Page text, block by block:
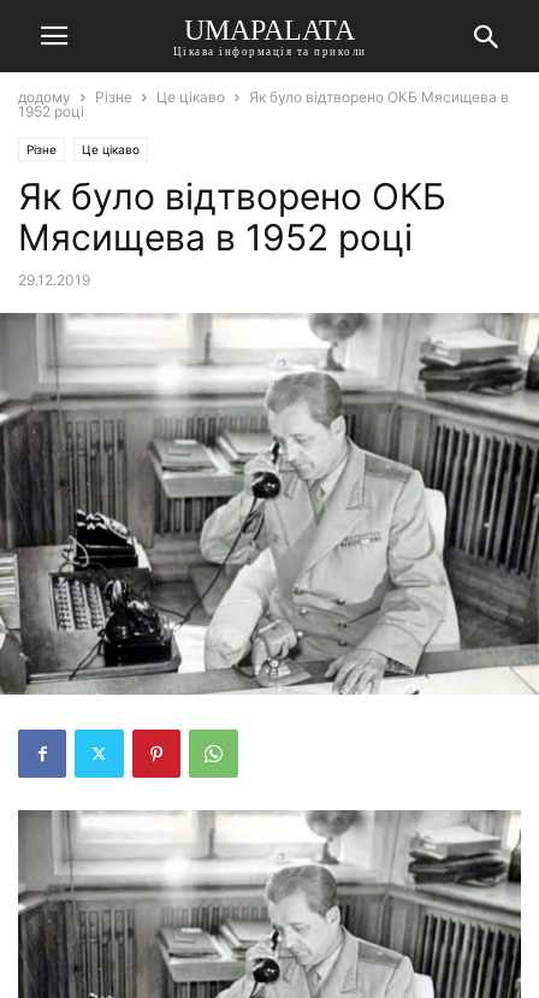
UMAPALATA
Цікава інформація та приколи
додому Різне Це цікаво
Як було відтворено ОКБ Мясищева в
1952 році
Різне Це цікаво
Як було відтворено ОКБ
Мясищева в 1952 році
29.12.2019